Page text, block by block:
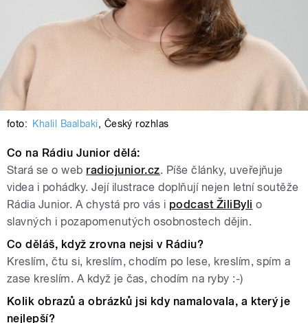
foto: Khalil Baalbaki, Český rozhlas
Co na Rádiu Junior dělá:
Stará se o web radiojunior.cz. Píše články, uveřejňuje
videa i pohádky. Její ilustrace doplňují nejen letní soutěže
Rádia Junior. A chystá pro vás i podcast ŽiliByli o
slavných i pozapomenutých osobnostech dějin.
Co děláš, když zrovna nejsi v Rádiu?
Kreslím, čtu si, kreslím, chodím po lese, kreslím, spím a
zase kreslím. A když je čas, chodím na ryby :-)
Kolik obrazů a obrázků jsi kdy namalovala, a který je
nejlepší?